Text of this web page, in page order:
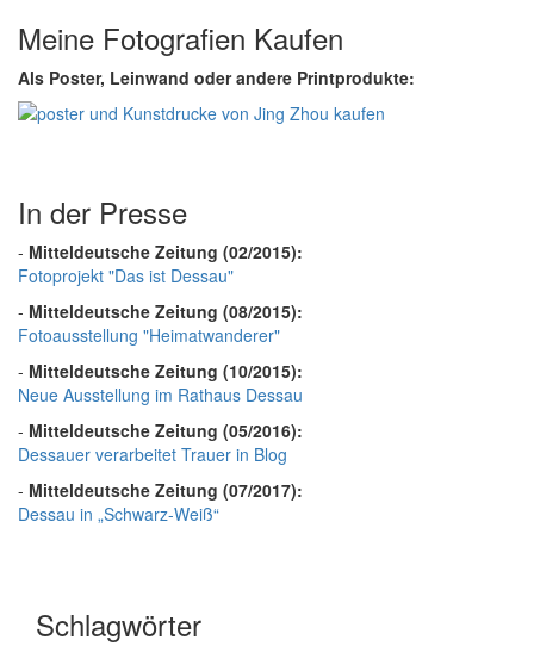
Meine Fotografien Kaufen
Als Poster, Leinwand oder andere Printprodukte:
In der Presse
- Mitteldeutsche Zeitung (02/2015):
Fotoprojekt "Das ist Dessau"
- Mitteldeutsche Zeitung (08/2015):
Fotoausstellung "Heimatwanderer"
- Mitteldeutsche Zeitung (10/2015):
Neue Ausstellung im Rathaus Dessau
- Mitteldeutsche Zeitung (05/2016):
Dessauer verarbeitet Trauer in Blog
- Mitteldeutsche Zeitung (07/2017):
Dessau in „Schwarz-Weiß“
Schlagwörter